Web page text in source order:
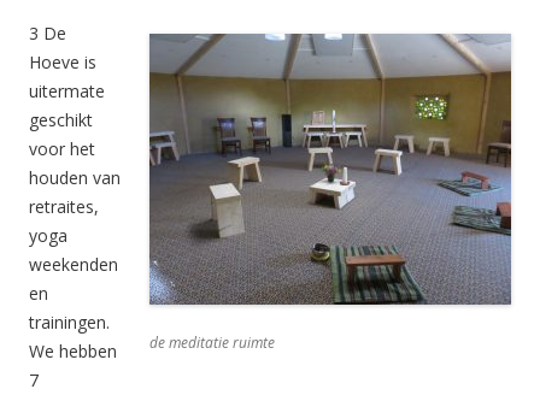
de meditatie ruimte
3 De
Hoeve is
uitermate
geschikt
voor het
houden van
retraites,
yoga
weekenden
en
trainingen.
We hebben
7